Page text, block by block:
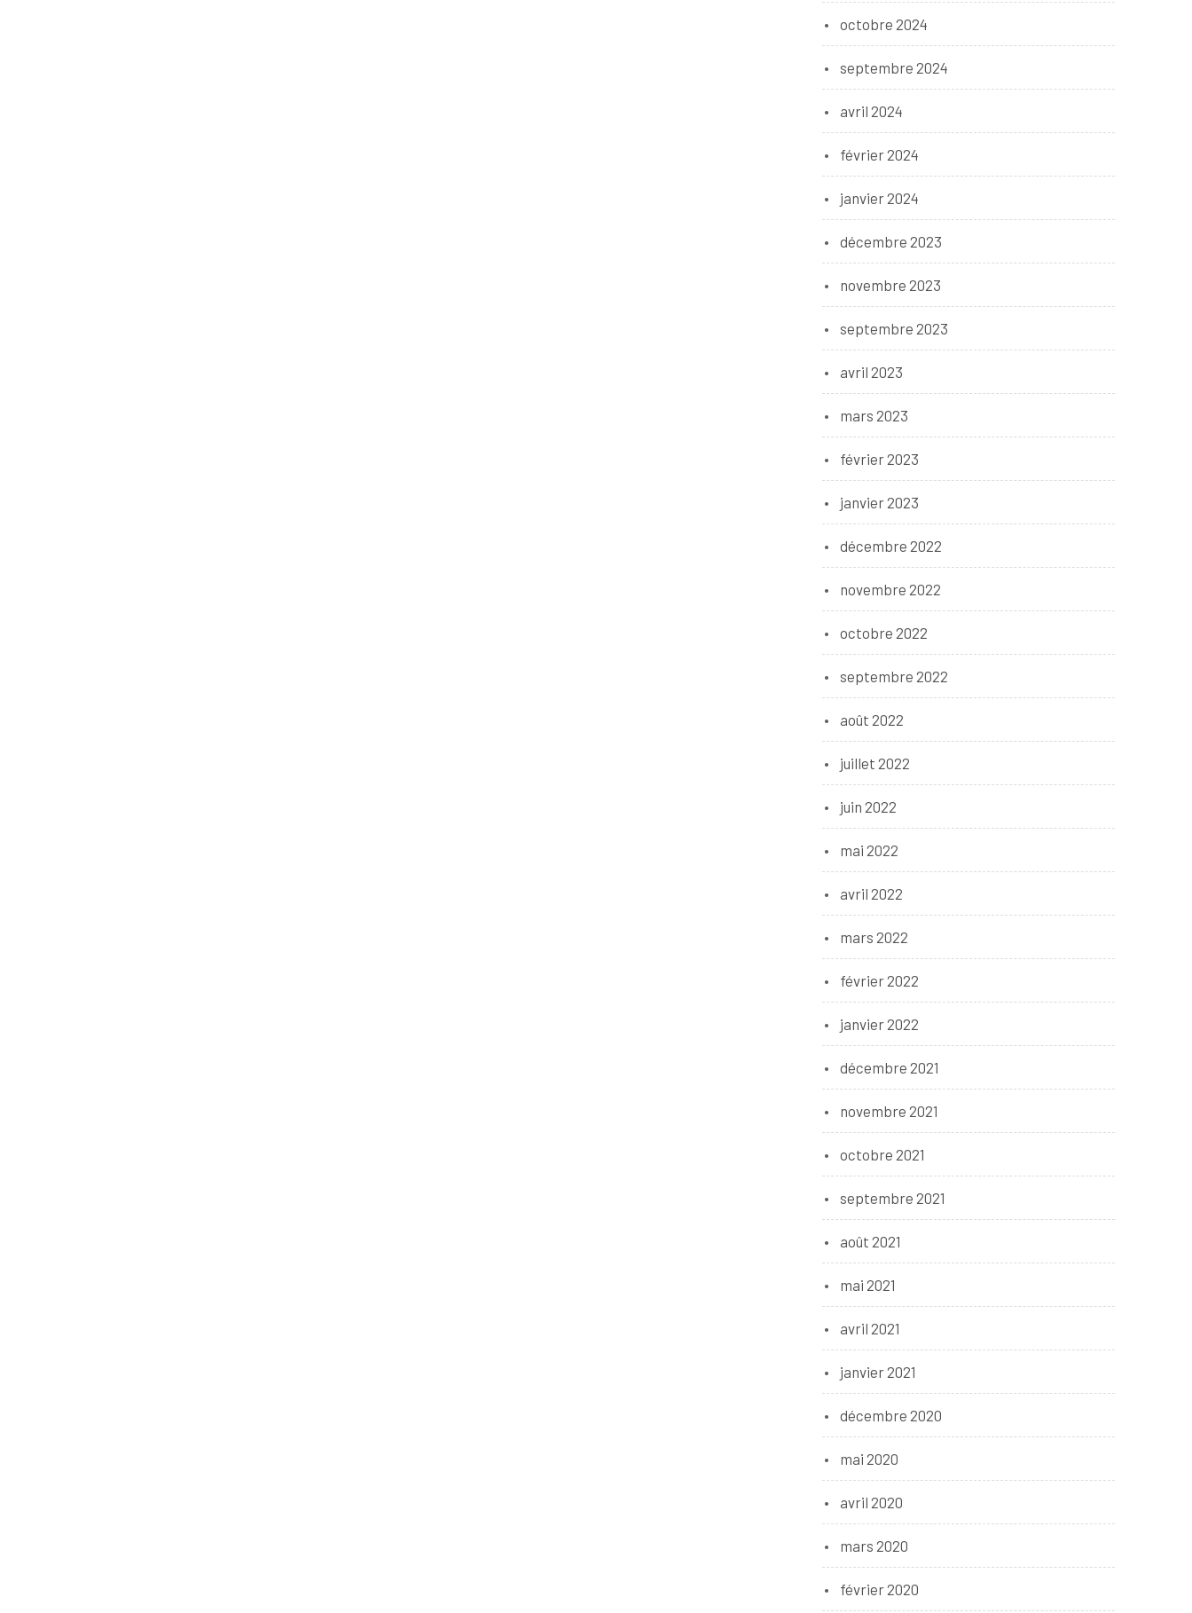
octobre 2024
septembre 2024
avril 2024
février 2024
janvier 2024
décembre 2023
novembre 2023
septembre 2023
avril 2023
mars 2023
février 2023
janvier 2023
décembre 2022
novembre 2022
octobre 2022
septembre 2022
août 2022
juillet 2022
juin 2022
mai 2022
avril 2022
mars 2022
février 2022
janvier 2022
décembre 2021
novembre 2021
octobre 2021
septembre 2021
août 2021
mai 2021
avril 2021
janvier 2021
décembre 2020
mai 2020
avril 2020
mars 2020
février 2020